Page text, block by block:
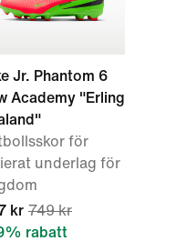
Jr. Phantom 6
Academy "Erling
för
underlag för
kr 749 kr
rabatt